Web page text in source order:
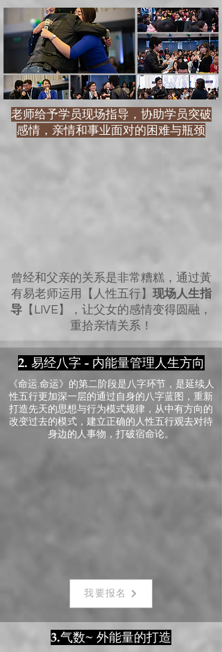
老师给予学员现场指导，协助学员突破
感情，亲情和事业面对的困难与瓶颈
曾经和父亲的关系是非常糟糕，通过黃
有易老师运用【人性五行】 现场人生指
导 【LIVE】，让父女的感情变得圆融，
重拾亲情关系！
2. 易经八字 - 内能量管理人生方向
《命运.命运》的第二阶段是八字环节， 是延续人
性五行更加深一层的通过自身的八字蓝图，重新
打造先天的思想与行为模式规律，从中有方向的
改变过去的模式，建立正确的人性五行观去对待
身边的人事物，打破宿命论。
我要报名
3.气数~ 外能量的打造